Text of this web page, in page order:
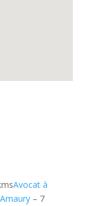
Avocat à
– 7